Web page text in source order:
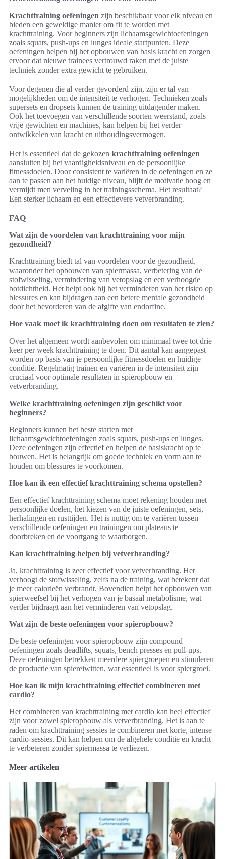
Krachttraining oefeningen zijn beschikbaar voor elk niveau en
bieden een geweldige manier om fit te worden met
krachttraining. Voor beginners zijn lichaamsgewichtoefeningen
zoals squats, push-ups en lunges ideale startpunten. Deze
oefeningen helpen bij het opbouwen van basis kracht en zorgen
ervoor dat nieuwe trainees vertrouwd raken met de juiste
techniek zonder extra gewicht te gebruiken.
Voor degenen die al verder gevorderd zijn, zijn er tal van
mogelijkheden om de intensiteit te verhogen. Technieken zoals
supersets en dropsets kunnen de training uitdagender maken.
Ook het toevoegen van verschillende soorten weerstand, zoals
vrije gewichten en machines, kan helpen bij het verder
ontwikkelen van kracht en uithoudingsvermogen.
Het is essentieel dat de gekozen krachttraining oefeningen
aansluiten bij het vaardigheidsniveau en de persoonlijke
fitnessdoelen. Door consistent te variëren in de oefeningen en ze
aan te passen aan het huidige niveau, blijft de motivatie hoog en
vermijdt men verveling in het trainingsschema. Het resultaat?
Een sterker lichaam en een effectievere vetverbranding.
FAQ
Wat zijn de voordelen van krachttraining voor mijn
gezondheid?
Krachttraining biedt tal van voordelen voor de gezondheid,
waaronder het opbouwen van spiermassa, verbetering van de
stofwisseling, vermindering van vetopslag en een verhoogde
botdichtheid. Het helpt ook bij het verminderen van het risico op
blessures en kan bijdragen aan een betere mentale gezondheid
door het bevorderen van de afgifte van endorfine.
Hoe vaak moet ik krachttraining doen om resultaten te zien?
Over het algemeen wordt aanbevolen om minimaal twee tot drie
keer per week krachttraining te doen. Dit aantal kan aangepast
worden op basis van je persoonlijke fitnessdoelen en huidige
conditie. Regelmatig trainen en variëren in de intensiteit zijn
cruciaal voor optimale resultaten in spieropbouw en
vetverbranding.
Welke krachttraining oefeningen zijn geschikt voor
beginners?
Beginners kunnen het beste starten met
lichaamsgewichtoefeningen zoals squats, push-ups en lunges.
Deze oefeningen zijn effectief en helpen de basiskracht op te
bouwen. Het is belangrijk om goede techniek en vorm aan te
houden om blessures te voorkomen.
Hoe kan ik een effectief krachttraining schema opstellen?
Een effectief krachttraining schema moet rekening houden met
persoonlijke doelen, het kiezen van de juiste oefeningen, sets,
herhalingen en rusttijden. Het is nuttig om te variëren tussen
verschillende oefeningen en trainingen om plateaus te
doorbreken en de voortgang te waarborgen.
Kan krachttraining helpen bij vetverbranding?
Ja, krachttraining is zeer effectief voor vetverbranding. Het
verhoogt de stofwisseling, zelfs na de training, wat betekent dat
je meer calorieën verbrandt. Bovendien helpt het opbouwen van
spierweefsel bij het verhogen van je basaal metabolisme, wat
verder bijdraagt aan het verminderen van vetopslag.
Wat zijn de beste oefeningen voor spieropbouw?
De beste oefeningen voor spieropbouw zijn compound
oefeningen zoals deadlifts, squats, bench presses en pull-ups.
Deze oefeningen betrekken meerdere spiergroepen en stimuleren
de productie van spiereiwitten, wat essentieel is voor spiergroei.
Hoe kan ik mijn krachttraining effectief combineren met
cardio?
Het combineren van krachttraining met cardio kan heel effectief
zijn voor zowel spieropbouw als vetverbranding. Het is aan te
raden om krachttraining sessies te combineren met korte, intense
cardio-sessies. Dit kan helpen om de algehele conditie en kracht
te verbeteren zonder spiermassa te verliezen.
Meer artikelen